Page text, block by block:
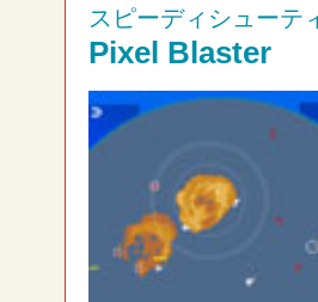
スピーディシューテ
Pixel Blaster